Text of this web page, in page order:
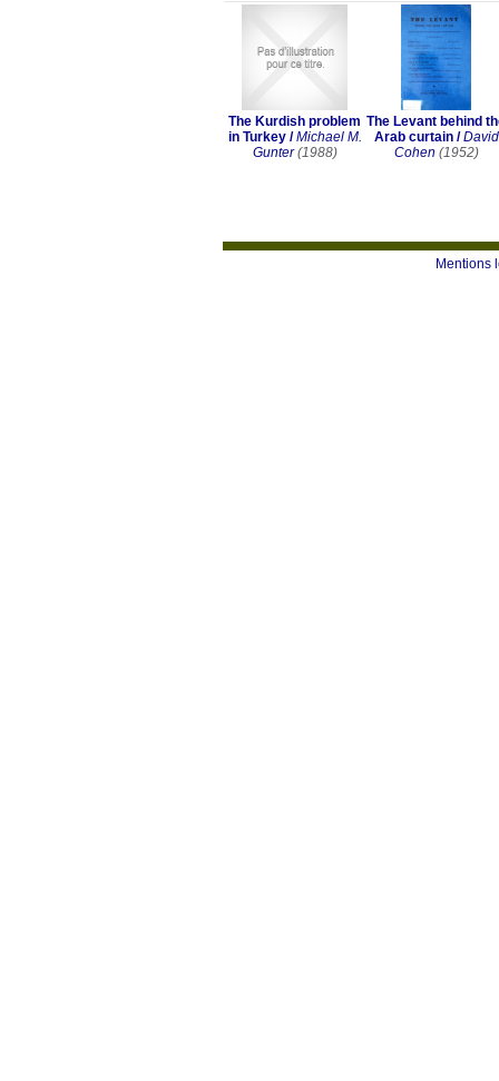
The Kurdish problem
in Turkey/Michael M.
Gunter(1988)
The Levant behind
Arab curtain/David
Cohen (1952)
Mentions